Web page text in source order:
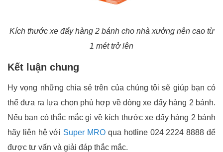
Kích thước xe đẩy hàng 2 bánh cho nhà xưởng nên cao từ
1 mét trở lên
Kết luận chung
Hy vọng những chia sẻ trên của chúng tôi sẽ giúp bạn có
thể đưa ra lựa chọn phù hợp về dòng xe đẩy hàng 2 bánh.
Nếu bạn có thắc mắc gì về kích thước xe đẩy hàng 2 bánh
hãy liên hệ với Super MRO qua hotline 024 2224 8888 để
được tư vấn và giải đáp thắc mắc.